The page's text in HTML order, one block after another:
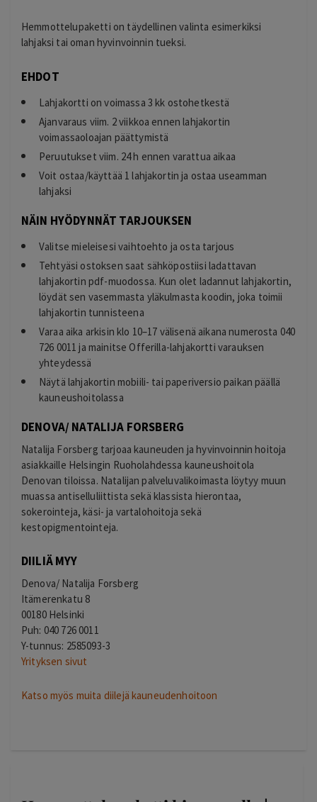
Hemmottelupaketti on täydellinen valinta esimerkiksi
lahjaksi tai oman hyvinvoinnin tueksi.
EHDOT
Lahjakortti on voimassa 3 kk ostohetkestä
Ajanvaraus viim. 2 viikkoa ennen lahjakortin
voimassaoloajan päättymistä
Peruutukset viim. 24 h ennen varattua aikaa
Voit ostaa/käyttää 1 lahjakortin ja ostaa useamman
lahjaksi
NÄIN HYÖDYNNÄT TARJOUKSEN
Valitse mieleisesi vaihtoehto ja osta tarjous
Tehtyäsi ostoksen saat sähköpostiisi ladattavan
lahjakortin pdf-muodossa. Kun olet ladannut lahjakortin,
löydät sen vasemmasta yläkulmasta koodin, joka toimii
lahjakortin tunnisteena
Varaa aika arkisin klo 10–17 välisenä aikana numerosta 040
726 0011 ja mainitse Offerilla-lahjakortti varauksen
yhteydessä
Näytä lahjakortin mobiili- tai paperiversio paikan päällä
kauneushoitolassa
DENOVA/ NATALIJA FORSBERG
Natalija Forsberg tarjoaa kauneuden ja hyvinvoinnin hoitoja
asiakkaille Helsingin Ruoholahdessa kauneushoitola
Denovan tiloissa. Natalijan palveluvalikoimasta löytyy muun
muassa antiselluliittista sekä klassista hierontaa,
sokerointeja, käsi- ja vartalohoitoja sekä
kestopigmentointeja.
DIILIÄ MYY
Denova/ Natalija Forsberg
Itämerenkatu 8
00180 Helsinki
Puh: 040 726 0011
Y-tunnus: 2585093-3
Yrityksen sivut
Katso myös muita diilejä kauneudenhoitoon